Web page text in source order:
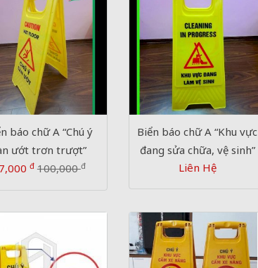
báo chữ A “Chú ý
ướt trơn trượt”
đ 100,000đ
Biển báo chữ A “Khu vực
đang sửa chữa, vệ sinh”
Liên Hệ